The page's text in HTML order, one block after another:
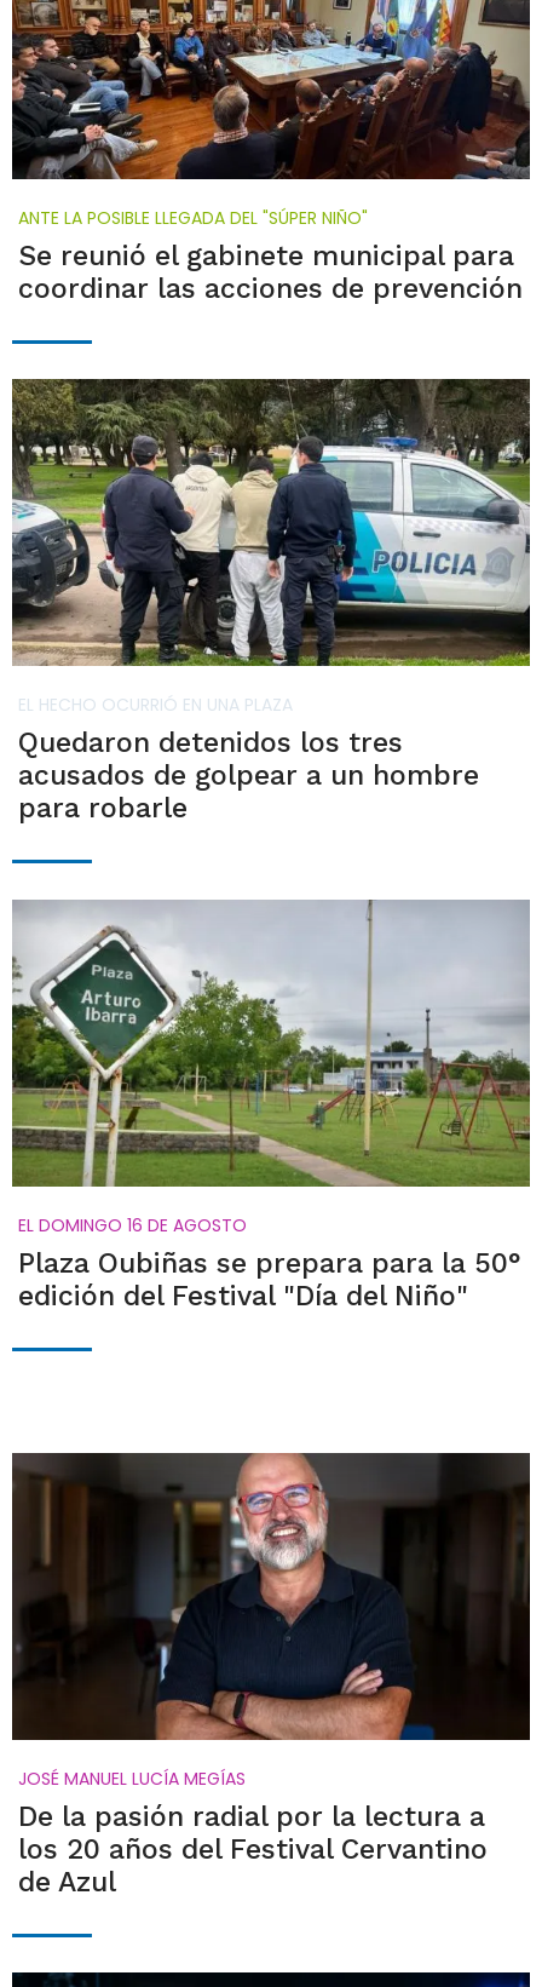
ANTE LA POSIBLE LLEGADA DEL "SÚPER NIÑO"
Se reunió el gabinete municipal para
coordinar las acciones de prevención
EL HECHO OCURRIÓ EN UNA PLAZA
Quedaron detenidos los tres
acusados de golpear a un hombre
para robarle
EL DOMINGO 16 DE AGOSTO
Plaza Oubiñas se prepara para la 50°
edición del Festival "Día del Niño"
JOSÉ MANUEL LUCÍA MEGÍAS
De la pasión radial por la lectura a
los 20 años del Festival Cervantino
de Azul